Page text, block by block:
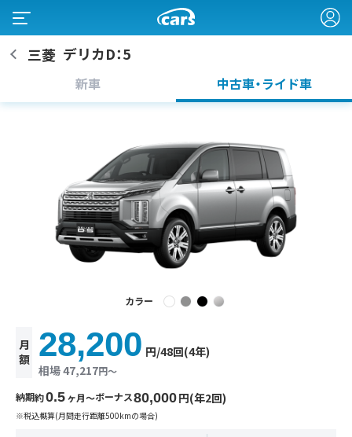
三菱 デリカD：5
新車 中古車・ライド車
カラー
月
額
相場 47,217円〜
28,200 円/48回(4年)
納期約0.5ヶ月〜ボーナス80,000円(年2回)
※税込概算(月間走行距離500kmの場合)